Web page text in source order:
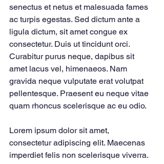
senectus et netus et malesuada fames
ac turpis egestas. Sed dictum ante a
ligula dictum, sit amet congue ex
consectetur. Duis ut tincidunt orci.
Curabitur purus neque, dapibus sit
amet lacus vel, himenaeos. Nam
gravida neque vulputate erat volutpat
pellentesque. Praesent eu neque vitae
quam rhoncus scelerisque ac eu odio.
Lorem ipsum dolor sit amet,
consectetur adipiscing elit. Maecenas
imperdiet felis non scelerisque viverra.